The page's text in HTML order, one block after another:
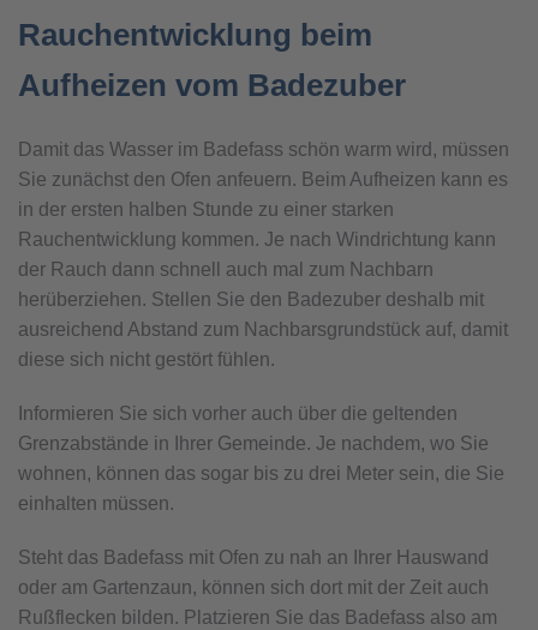
Rauchentwicklung beim
Aufheizen vom Badezuber
Damit das Wasser im Badefass schön warm wird, müssen
Sie zunächst den Ofen anfeuern. Beim Aufheizen kann es
in der ersten halben Stunde zu einer starken
Rauchentwicklung kommen. Je nach Windrichtung kann
der Rauch dann schnell auch mal zum Nachbarn
herüberziehen. Stellen Sie den Badezuber deshalb mit
ausreichend Abstand zum Nachbarsgrundstück auf, damit
diese sich nicht gestört fühlen.
Informieren Sie sich vorher auch über die geltenden
Grenzabstände in Ihrer Gemeinde. Je nachdem, wo Sie
wohnen, können das sogar bis zu drei Meter sein, die Sie
einhalten müssen.
Steht das Badefass mit Ofen zu nah an Ihrer Hauswand
oder am Gartenzaun, können sich dort mit der Zeit auch
Rußflecken bilden. Platzieren Sie das Badefass also am